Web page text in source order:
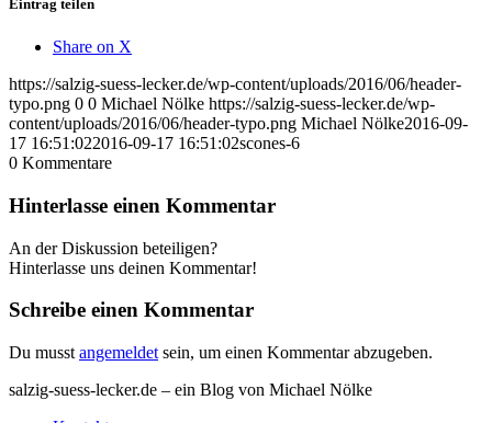
Eintrag teilen
Share on X
https://salzig-suess-lecker.de/wp-content/uploads/2016/06/header-
typo.png 0 0 Michael Nölke https://salzig-suess-lecker.de/wp-
content/uploads/2016/06/header-typo.png Michael Nölke2016-09-
17 16:51:022016-09-17 16:51:02scones-6
0 Kommentare
Hinterlasse einen Kommentar
An der Diskussion beteiligen?
Hinterlasse uns deinen Kommentar!
Schreibe einen Kommentar
Du musst angemeldet sein, um einen Kommentar abzugeben.
salzig-suess-lecker.de – ein Blog von Michael Nölke